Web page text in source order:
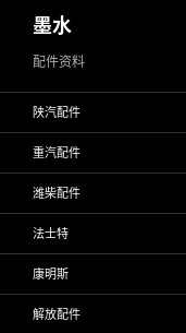
至
墨水
配件资料
陕汽配件
重汽配件
潍柴配件
法士特
康明斯
解放配件